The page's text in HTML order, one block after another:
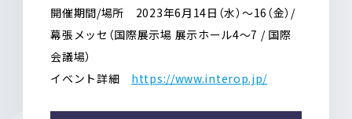
開催期間/場所 2023年6月14日（水）〜16（金）/
幕張メッセ（国際展示場 展示ホール4～7 / 国際
会議場）
イベント詳細 https://www.interop.jp/